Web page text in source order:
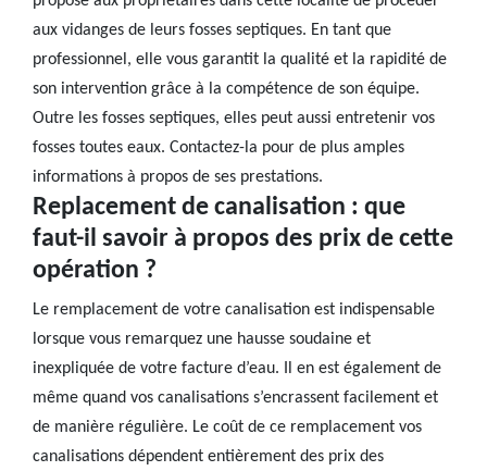
aux vidanges de leurs fosses septiques. En tant que
professionnel, elle vous garantit la qualité et la rapidité de
son intervention grâce à la compétence de son équipe.
Outre les fosses septiques, elles peut aussi entretenir vos
fosses toutes eaux. Contactez-la pour de plus amples
informations à propos de ses prestations.
Replacement de canalisation : que
faut-il savoir à propos des prix de cette
opération ?
Le remplacement de votre canalisation est indispensable
lorsque vous remarquez une hausse soudaine et
inexpliquée de votre facture d’eau. Il en est également de
même quand vos canalisations s’encrassent facilement et
de manière régulière. Le coût de ce remplacement vos
canalisations dépendent entièrement des prix des